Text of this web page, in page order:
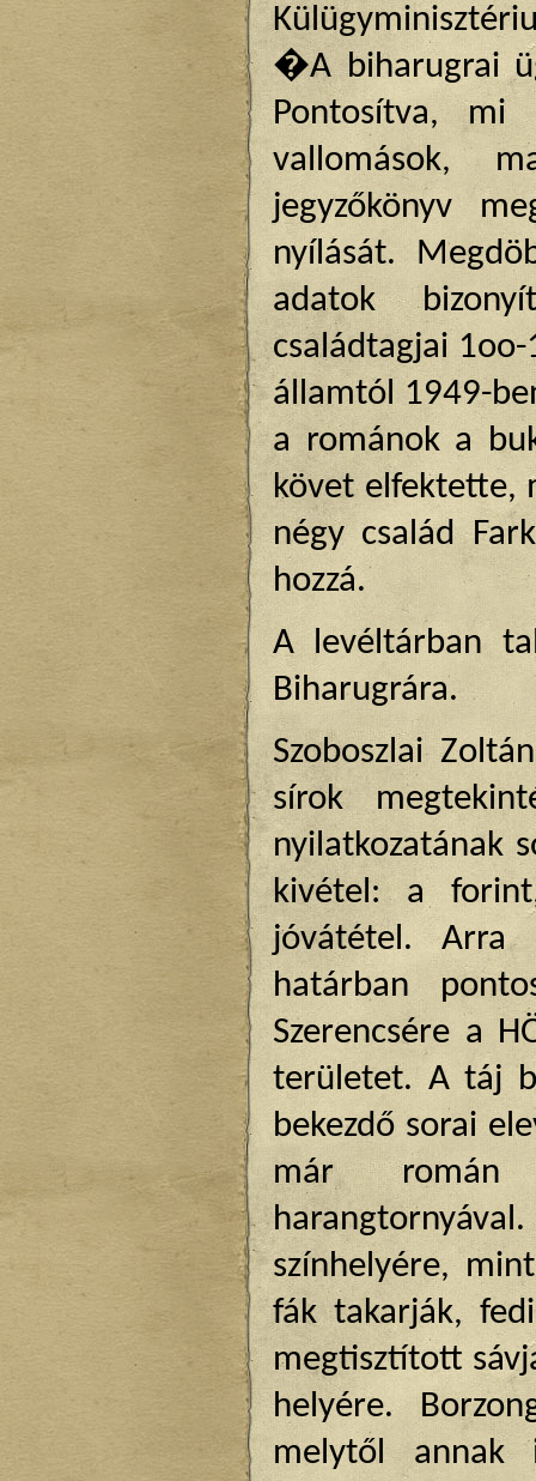
�A biharugrai
Pontosítva, mi
vallomások,
jegyzőkönyv
nyílását.
adatok
családtagjai
államtól 1949-
a románok a
követ elfektette,
négy család
hozzá.
A levéltárban
Biharugrára.
Szoboszlai
sírok
nyilatkozatának
kivétel: a
jóvátétel. Arra
határban
Szerencsére a
területet. A táj
bekezdő sorai
már román
színhelyére,
fák takarják,
megtisztított
helyére.
melytől